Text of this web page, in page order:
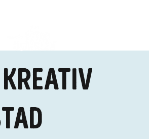
kreativ